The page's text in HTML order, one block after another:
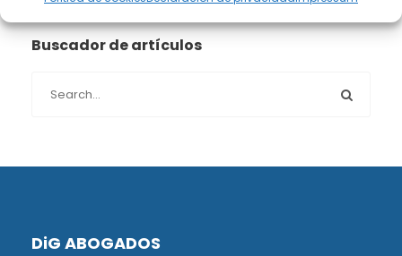
Buscador de artículos
DiG ABOGADOS